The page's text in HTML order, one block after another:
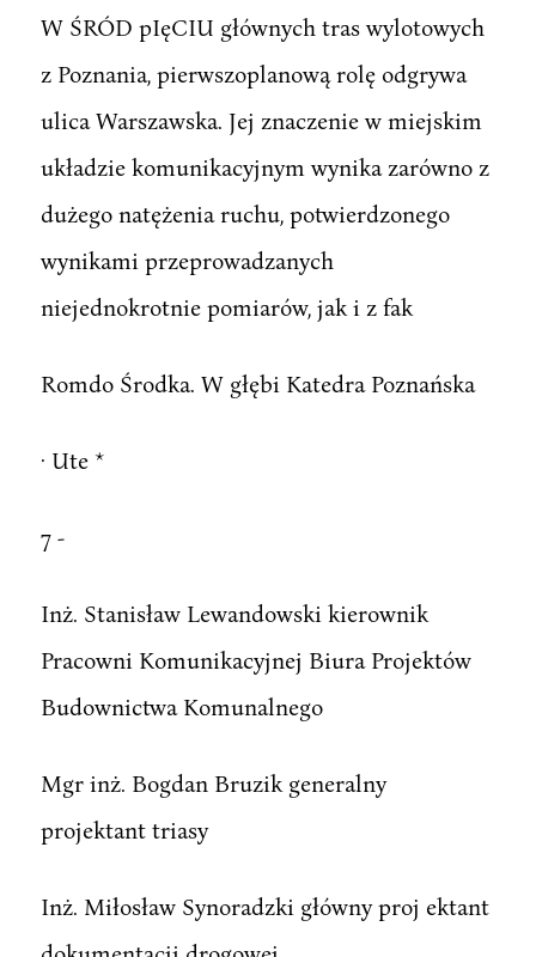
W ŚRÓD pIęCIU głównych tras wylotowych
z Poznania, pierwszoplanową rolę odgrywa
ulica Warszawska. Jej znaczenie w miejskim
układzie komunikacyjnym wynika zarówno z
dużego natężenia ruchu, potwierdzonego
wynikami przeprowadzanych
niejednokrotnie pomiarów, jak i z fak
Romdo Środka. W głębi Katedra Poznańska
· Ute *
7 -
Inż. Stanisław Lewandowski kierownik
Pracowni Komunikacyjnej Biura Projektów
Budownictwa Komunalnego
Mgr inż. Bogdan Bruzik generalny
projektant triasy
Inż. Miłosław Synoradzki główny proj ektant